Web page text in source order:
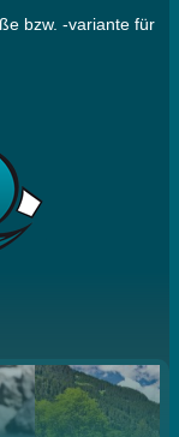
bzw. -variante für